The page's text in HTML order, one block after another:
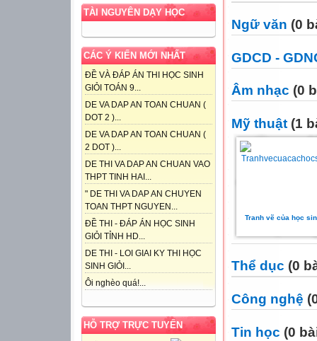
TÀI NGUYÊN DẠY HỌC
CÁC Ý KIẾN MỚI NHẤT
ĐỀ VÀ ĐÁP ÁN THI HỌC SINH
GIỎI TOÁN 9...
DE VA DAP AN TOAN CHUAN (
DOT 2 )...
DE VA DAP AN TOAN CHUAN (
2 DOT )...
DE THI VA DAP AN CHUAN VAO
THPT TINH HAI...
" DE THI VA DAP AN CHUYEN
TOAN THPT NGUYEN...
ĐỀ THI - ĐÁP ÁN HỌC SINH
GIỎI TỈNH HD...
DE THI - LOI GIAI KY THI HỌC
SINH GIỎI...
Ôi nghèo quá!...
HỖ TRỢ TRỰC TUYẾN
Ngữ văn (0
GDCD -
Âm nhạc (0
Mỹ thuật (1
Tranh vẽ của học
Thể dục (0
Công nghệ
Tin học (0